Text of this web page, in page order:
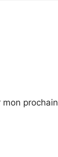
prochain